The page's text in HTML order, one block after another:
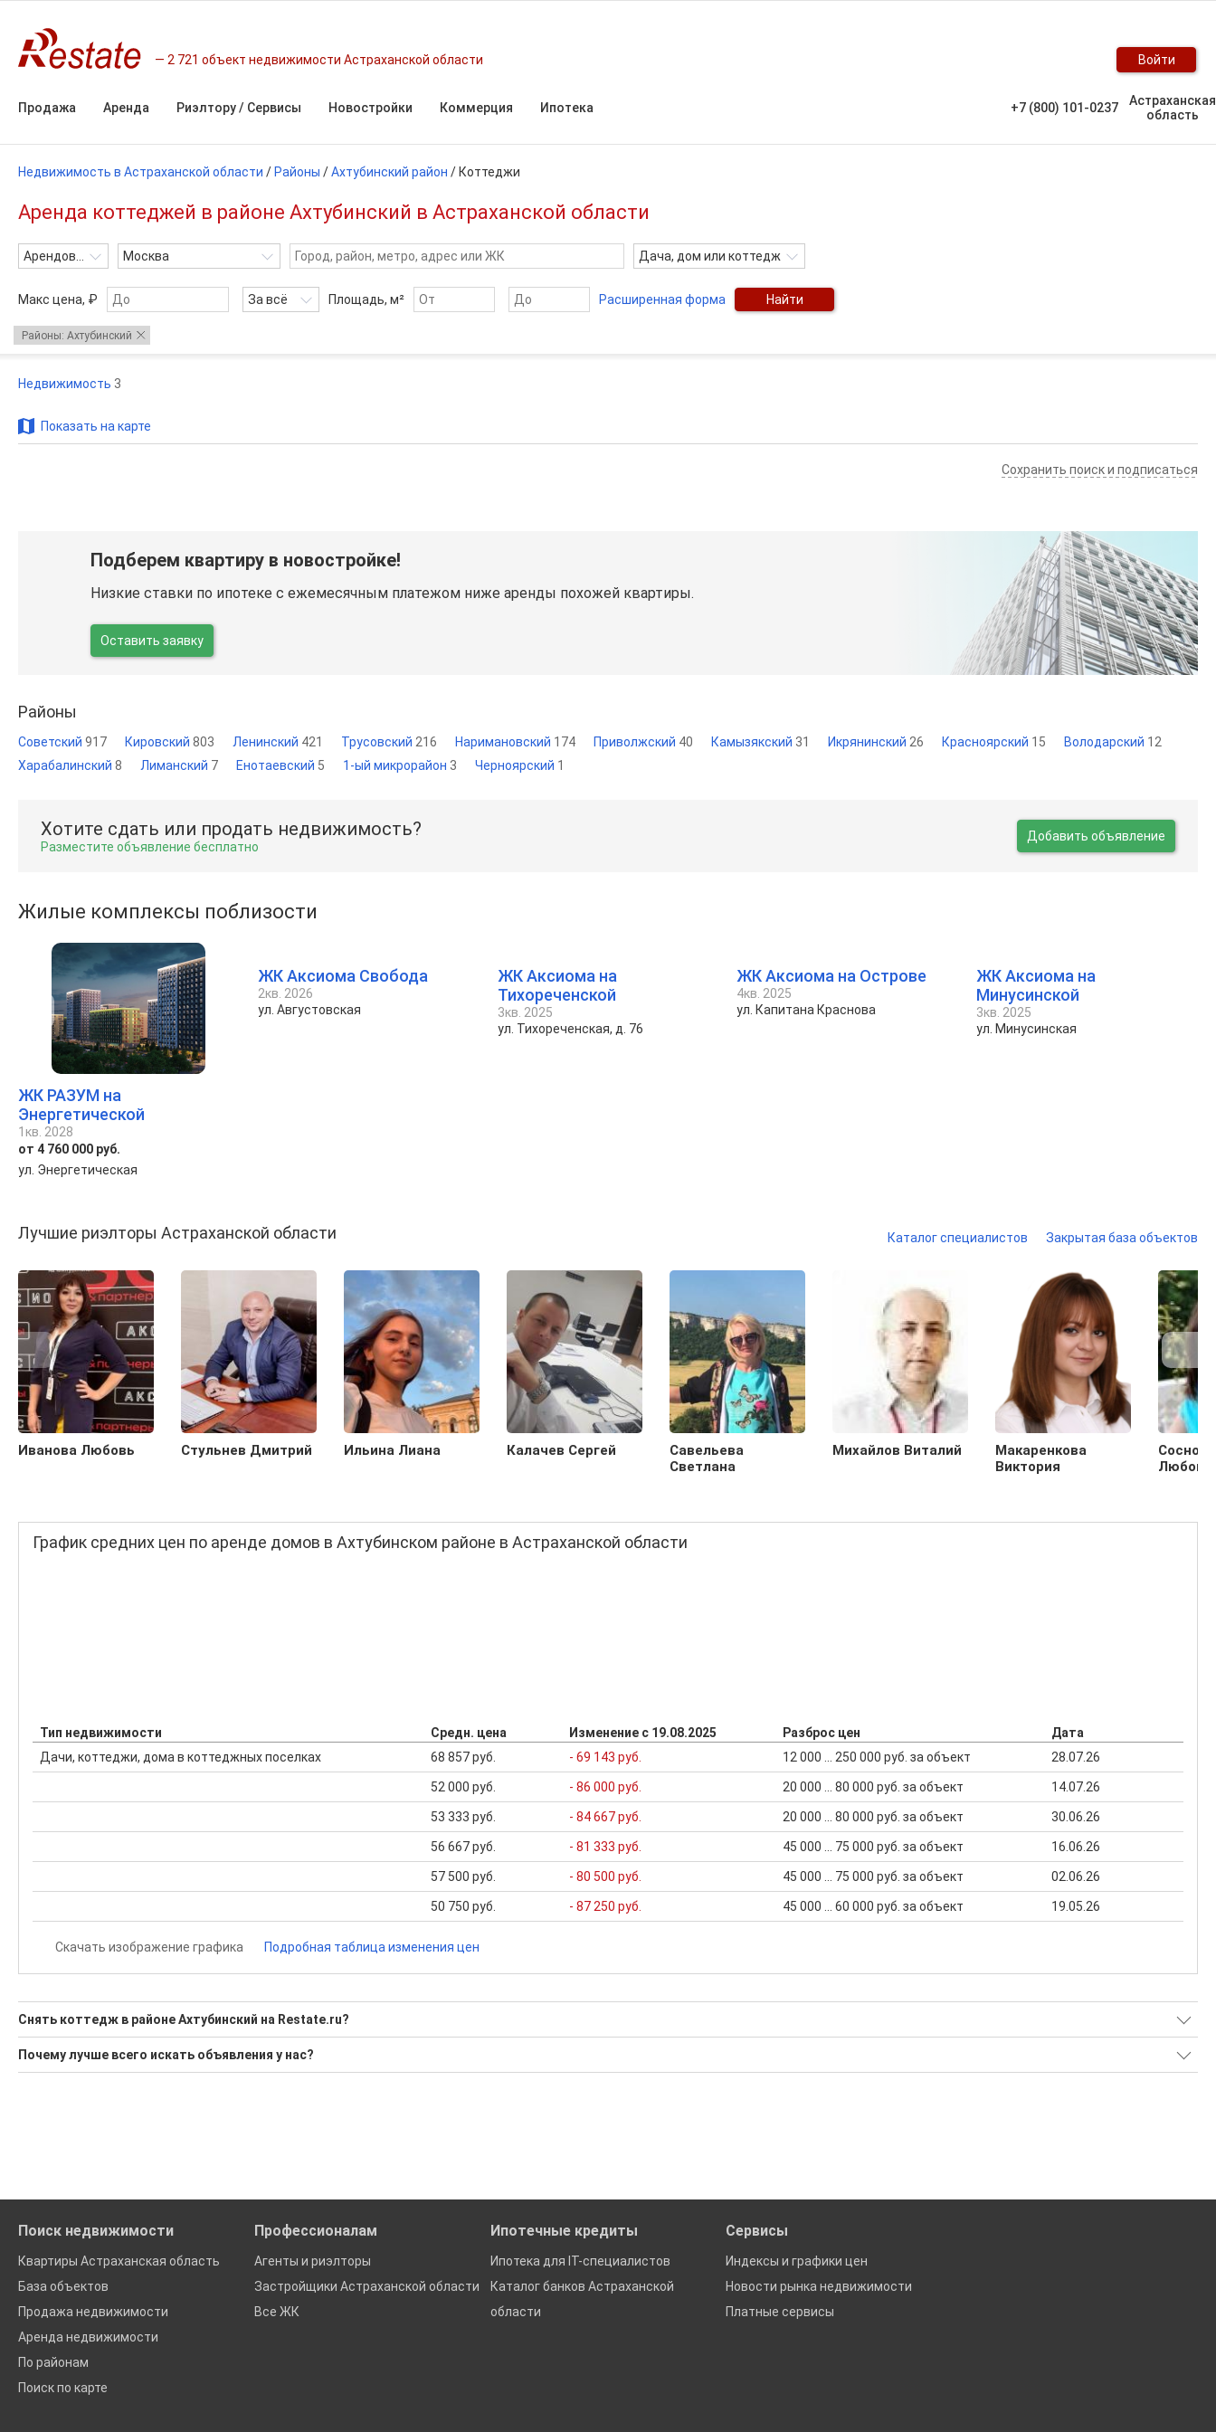
2 721 объект недвижимости Астраханской области Войти
Продажа Аренда Риэлтору / Сервисы Новостройки Коммерция Ипотека +7 (800) 101-0237
Астраханская
область
Недвижимость в Астраханской области / Районы /Ахтубинский район / Коттеджи
Аренда коттеджей в районе Ахтубинский в Астраханской области
Арендовать Москва Дача, дом или коттедж
Макс цена, ₽ За всё Площадь, м² Расширенная форма Найти
Районы: Ахтубинский
Недвижимость 3
Показать на карте
Сохранить поиск и подписаться
Подберем квартиру в новостройке!
Низкие ставки по ипотеке с ежемесячным платежом ниже аренды похожей квартиры.
Оставить заявку
Районы
Советский 917 Кировский 803 Ленинский 421 Трусовский 216 Наримановский 174 Приволжский 40 Камызякский 31 Икрянинский 26 Красноярский 15 Володарский 12
Харабалинский 8 Лиманский 7 Енотаевский 5 1-ый микрорайон 3 Черноярский 1
Хотите сдать или продать недвижимость?
Разместите объявление бесплатно
Добавить объявление
Жилые комплексы поблизости
ЖК РАЗУМ на
Энергетической
1кв. 2028
от 4 760 000 руб.
ул. Энергетическая
ЖК Аксиома Свобода
2кв. 2026
ул. Августовская
ЖК Аксиома на
Тихореченской
3кв. 2025
ул. Тихореченская, д. 76
ЖК Аксиома на Острове
4кв. 2025
ул. Капитана Краснова
ЖК Аксиома на
Минусинской
3кв. 2025
ул. Минусинская
Лучшие риэлторы Астраханской области Каталог специалистов Закрытая база объектов
Иванова Любовь Стульнев Дмитрий Ильина Лиана Калачев Сергей
Савельева
Светлана
Михайлов Виталий
Макаренкова
Виктория
Любовь
График средних цен по аренде домов в Ахтубинском районе в Астраханской области
Тип недвижимости Средн. цена Изменение с 19.08.2025 Разброс цен
Дата
Дачи, коттеджи, дома в коттеджных поселках
68 857 руб. - 69 143 руб. 12 000 ... 250 000 руб. за объект 28.07.26
52 000 руб. - 86 000 руб. 20 000 ... 80 000 руб. за объект 14.07.26
53 333 руб. - 84 667 руб. 20 000 ... 80 000 руб. за объект 30.06.26
56 667 руб. - 81 333 руб. 45 000 ... 75 000 руб. за объект 16.06.26
57 500 руб. - 80 500 руб. 45 000 ... 75 000 руб. за объект 02.06.26
50 750 руб. - 87 250 руб. 45 000 ... 60 000 руб. за объект 19.05.26
Скачать изображение графика Подробная таблица изменения цен
Снять коттедж в районе Ахтубинский на Restate.ru?
Поможем Снять коттедж в районе Ахтубинский?
Воспользуйтесь нашим поиском по новостройкам, для подбора подходящего вам варианта
Почему лучше всего искать объявления у нас?
Поиск недвижимости
Квартиры Астраханская область
База объектов
Продажа недвижимости
Аренда недвижимости
По районам
Поиск по карте
Профессионалам
Агенты и риэлторы
Застройщики Астраханской области
Все ЖК
Ипотечные кредиты
Ипотека для IT-специалистов
Каталог банков Астраханской
области
Сервисы
Индексы и графики цен
Новости рынка недвижимости
Платные сервисы